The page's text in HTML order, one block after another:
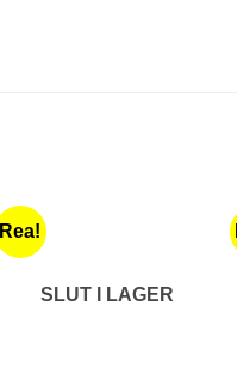
Rea!
SLUT I LAGER